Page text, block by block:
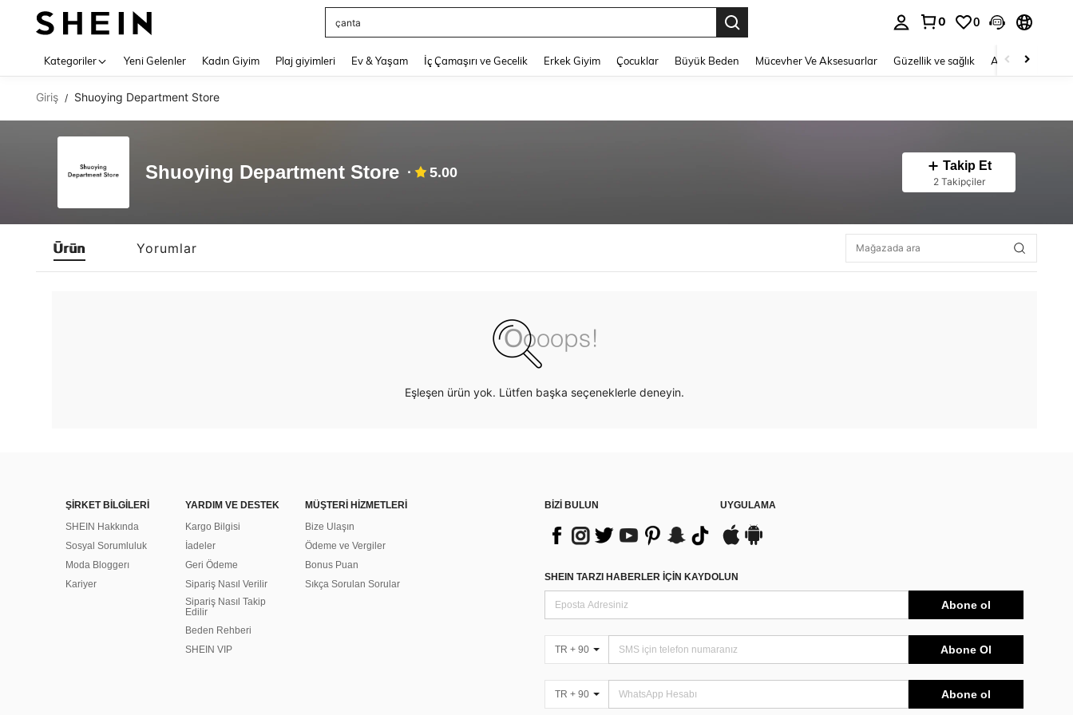
çanta
0 0
Kategoriler Yeni Gelenler Kadın Giyim Plaj giyimleri Ev & Yaşam İç Çamaşırı ve Gecelik Erkek Giyim Çocuklar Büyük Beden Mücevher Ve Aksesuarlar Güzellik ve sağlık Ayakkabı
Giriş / Shuoying Department Store
Shuoying Department Store 5.00 Takip Et
2 Takipçiler
Ürün Yorumlar
Eşleşen ürün yok. Lütfen başka seçeneklerle deneyin.
ŞİRKET BİLGİLERİ
SHEIN Hakkında
Sosyal Sorumluluk
Moda Bloggerı
Kariyer
YARDIM VE DESTEK
Kargo Bilgisi
İadeler
Geri Ödeme
Sipariş Nasıl Verilir
Sipariş Nasıl Takip
Edilir
Beden Rehberi
SHEIN VIP
MÜŞTERİ HİZMETLERİ
Bize Ulaşın
Ödeme ve Vergiler
Bonus Puan
Sıkça Sorulan Sorular
BİZİ BULUN UYGULAMA
SHEIN TARZI HABERLER IÇIN KAYDOLUN
Abone ol
TR + 90 Abone Ol
TR + 90 Abone ol